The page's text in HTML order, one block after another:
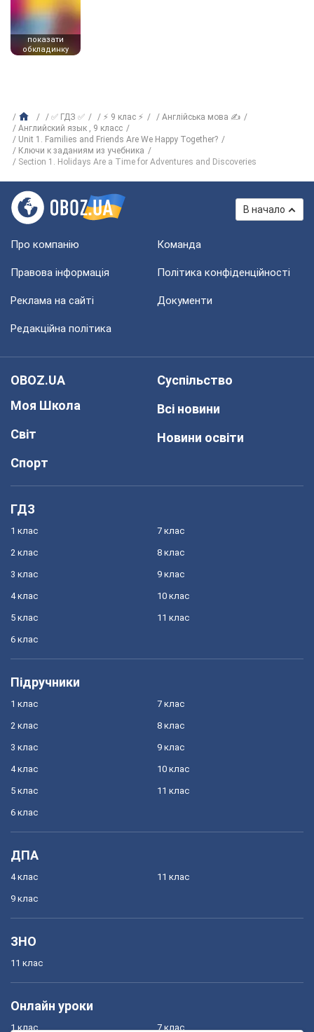
показати
обкладинку
✅ ГДЗ ✅ ⚡ 9 клас ⚡
Англійська мова ✍
Английский язык , 9 класс
Unit 1. Families and Friends Are We Happy Together?
Ключи к заданиям из учебника
Section 1. Holidays Are a Time for Adventures and Discoveries
В начало
Про компанію Команда
Правова інформація Політика конфіденційності
Реклама на сайті Документи
Редакційна політика
OBOZ.UA
Моя Школа
Світ
Спорт
Суспільство
Всі новини
Новини освіти
ГДЗ
1 клас
2 клас
3 клас
4 клас
5 клас
6 клас
7 клас
8 клас
9 клас
10 клас
11 клас
Підручники
1 клас
2 клас
3 клас
4 клас
5 клас
6 клас
7 клас
8 клас
9 клас
10 клас
11 клас
ДПА
4 клас
9 клас
11 клас
ЗНО
11 клас
Онлайн уроки
1 клас 7 клас